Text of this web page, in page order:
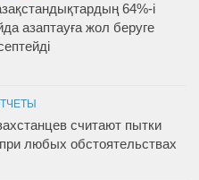
64%-і
азаптауға жол беруге
считают пытки
любых обстоятельствах